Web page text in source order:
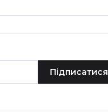
Підписатися